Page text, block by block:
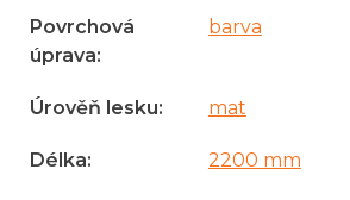
Povrchová
úprava:
barva
Úrověň lesku: mat
Délka: 2200 mm